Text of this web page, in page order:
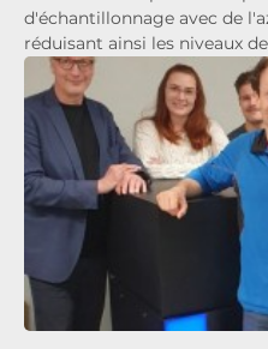
d'échantillonnage avec de
réduisant ainsi les niveaux